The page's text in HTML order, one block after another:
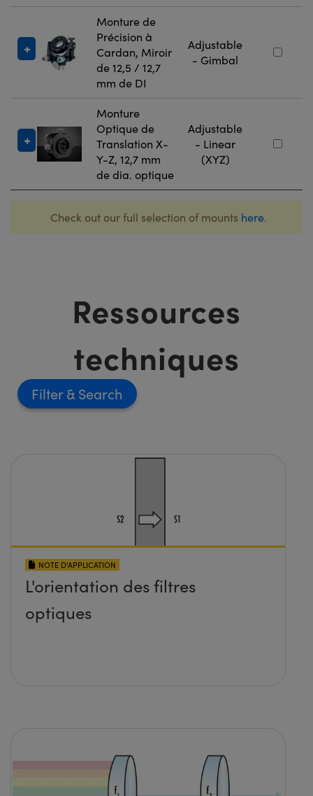
Monture de
Précision à
Cardan, Miroir
de 12,5 / 12,7
mm de DI
Adjustable
- Gimbal
Monture
Optique de
Translation X-
Y-Z, 12,7 mm
de dia. optique
Adjustable
- Linear
(XYZ)
Check out our full selection of mounts here.
Ressources
techniques
Filter
NOTE D’APPLICATION
L'orientation des filtres
optiques